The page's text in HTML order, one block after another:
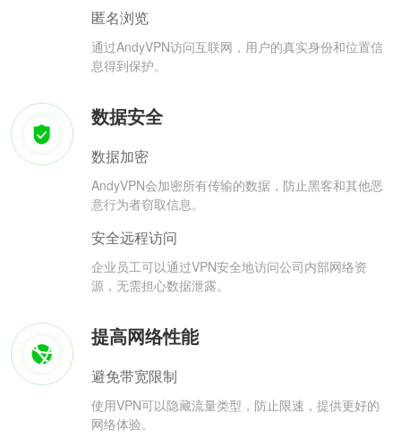
匿名浏览
通过AndyVPN访问互联网，用户的真实身份和位置信
息得到保护。
数据安全
数据加密
AndyVPN会加密所有传输的数据，防止黑客和其他恶
意行为者窃取信息。
安全远程访问
企业员工可以通过VPN安全地访问公司内部网络资
源，无需担心数据泄露。
提高网络性能
避免带宽限制
使用VPN可以隐藏流量类型，防止限速，提供更好的
网络体验。